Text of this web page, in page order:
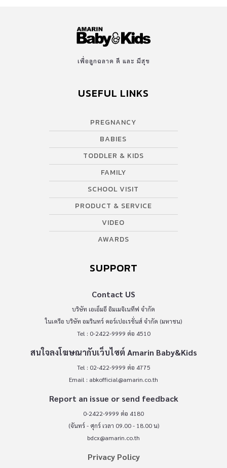
เพื่อลูกฉลาด ดี และ มีสุข
USEFUL LINKS
PREGNANCY
BABIES
TODDLER & KIDS
FAMILY
SCHOOL VISIT
PRODUCT & SERVICE
VIDEO
AWARDS
SUPPORT
Contact US
บริษัท เอเอ็มอี อิมเมจิเนทีฟ จำกัด
ในเครือ บริษัท อมรินทร์ คอร์เปอเรชั่นส์ จำกัด (มหาชน)
Tel : 0-2422-9999 ต่อ 4510
สนใจลงโฆษณากับเว็บไซต์ Amarin Baby&Kids
Tel : 02-422-9999 ต่อ 4775
Email : abkofficial@amarin.co.th
Report an issue or send feedback
0-2422-9999 ต่อ 4180
(จันทร์ - ศุกร์ เวลา 09.00 - 18.00 น)
bdcx@amarin.co.th
Privacy Policy